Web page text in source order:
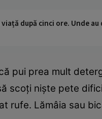
după cinci ore. Unde
pui prea mult
scoţi nişte pete
rufe. Lămâia sau